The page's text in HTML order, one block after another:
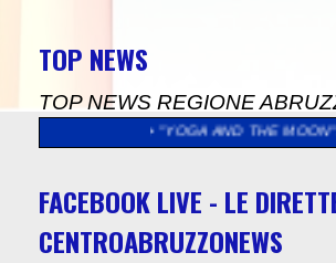
TOP NEWS
TOP NEWS REGIONE
"YOGA AND THE MOON": IL 12 AGOSTO
FACEBOOK LIVE - LE
CENTROABRUZZONEWS